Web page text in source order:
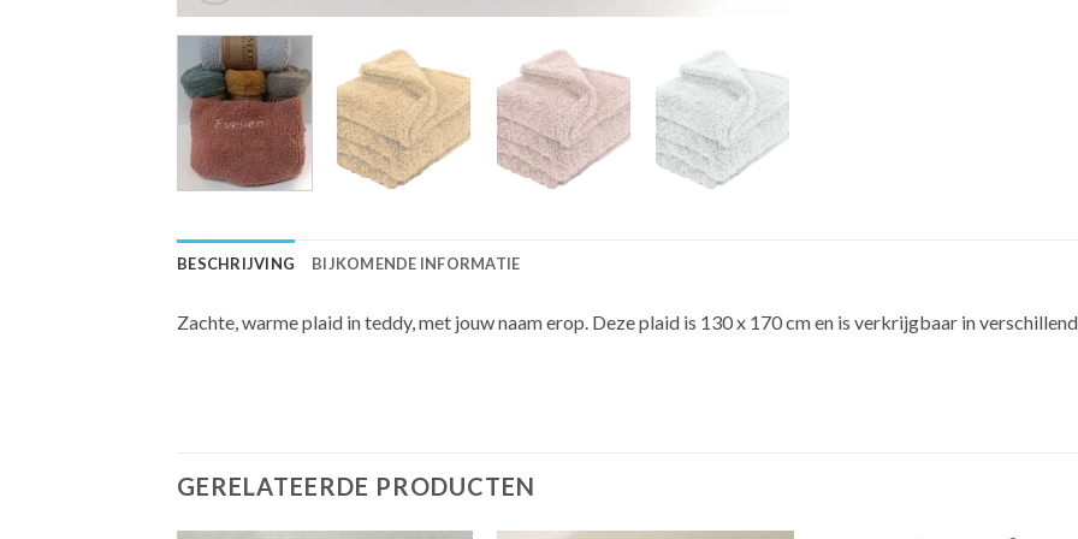
BESCHRIJVING BIJKOMENDE INFORMATIE
Zachte, warme plaid in teddy, met jouw naam erop. Deze plaid is 130 x 170 cm en is verkrijgbaar in
GERELATEERDE PRODUCTEN